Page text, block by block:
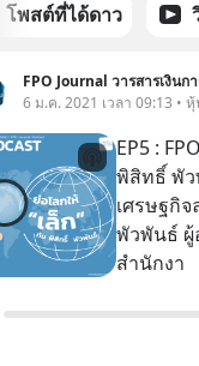
โพสต์ที่ได้ดาว
FPO Journal วารสารเงินก
6 ม.ค. 2021 เวลา 09:13 •
EP5 :
พิสิทธิ์ พั
เศรษฐกิ
พัวพันธ์ ผู้
สำนักงา